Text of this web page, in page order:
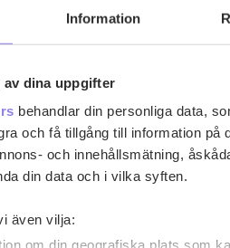
Information
dina uppgifter
behandlar din personliga data,
och få tillgång till information på
och innehållsmätning,
din data och i vilka syften.
även vilja:
om din geografiska plats som
röda linser
som gör sig utmärkt som
nyhetsbrev